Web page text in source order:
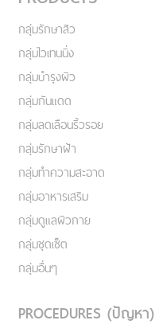
กลุ่มรักษาสิว
กลุ่มไวเทนนิ่ง
กลุ่มบำรุงผิว
กลุ่มกันแดด
กลุ่มลดเลือนริ้วรอย
กลุ่มรักษาฝ้า
กลุ่มทำความสะอาด
กลุ่มอาหารเสริม
กลุ่มดูแลผิวกาย
กลุ่มชุดเซ็ต
กลุ่มอื่นๆ
PROCEDURES (ปัญหา)